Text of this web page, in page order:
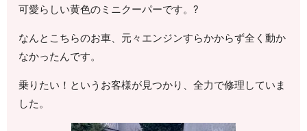
可愛らしい黄色のミニクーパーです。?
なんとこちらのお車、元々エンジンすらかからず全く動か
なかったんです。
乗りたい！というお客様が見つかり、全力で修理していま
した。